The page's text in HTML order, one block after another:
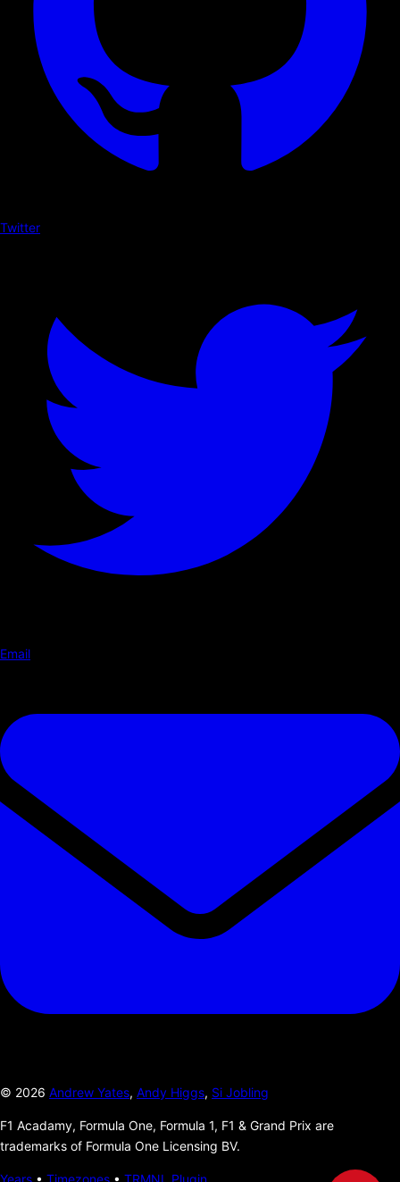
Twitter
Email
© 2026 Andrew Yates, Andy Higgs, Si Jobling
F1 Acadamy, Formula One, Formula 1, F1 & Grand Prix are
trademarks of Formula One Licensing BV.
Years • Timezones • TRMNL Plugin